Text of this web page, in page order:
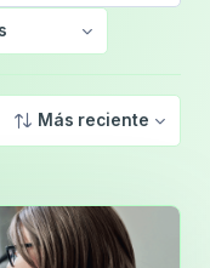
Más reciente